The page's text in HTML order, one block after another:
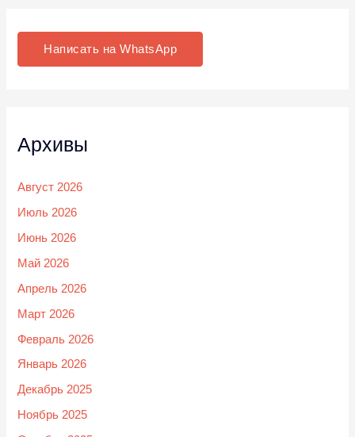
Написать на WhatsApp
Архивы
Август 2026
Июль 2026
Июнь 2026
Май 2026
Апрель 2026
Март 2026
Февраль 2026
Январь 2026
Декабрь 2025
Ноябрь 2025